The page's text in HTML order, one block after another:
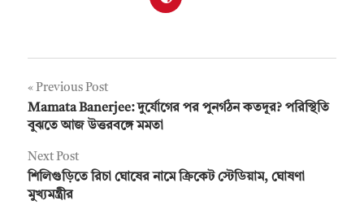
Post
navigation
Previous Post
Mamata Banerjee: দুর্যোগের পর পুনর্গঠন কতদূর? পরিস্থিতি
বুঝতে আজ উত্তরবঙ্গে মমতা
Next Post
শিলিগুড়িতে রিচা ঘোষের নামে ক্রিকেট স্টেডিয়াম, ঘোষণা
মুখ্যমন্ত্রীর